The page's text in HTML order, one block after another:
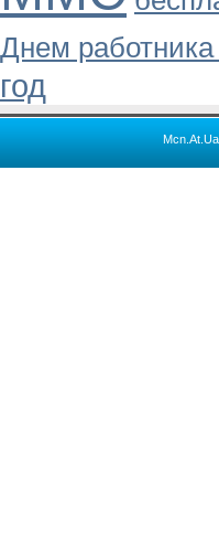
Днем
год